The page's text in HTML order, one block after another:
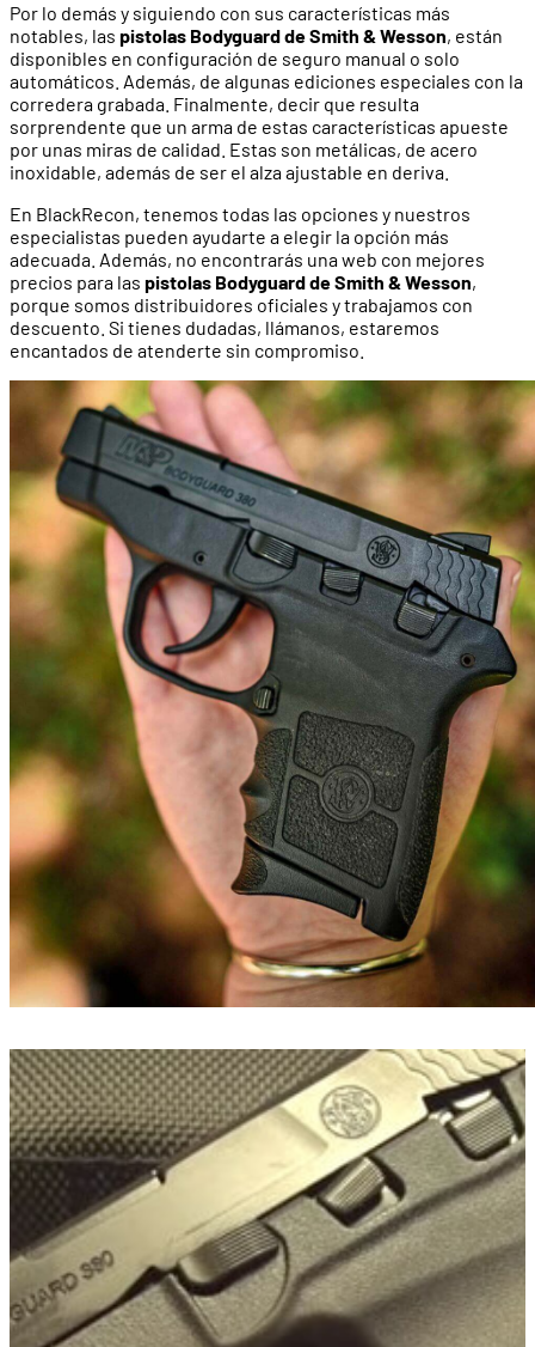
Por lo demás y siguiendo con sus características más
notables, las pistolas Bodyguard de Smith & Wesson, están
disponibles en configuración de seguro manual o solo
automáticos. Además, de algunas ediciones especiales con la
corredera grabada. Finalmente, decir que resulta
sorprendente que un arma de estas características apueste
por unas miras de calidad. Estas son metálicas, de acero
inoxidable, además de ser el alza ajustable en deriva.
En BlackRecon, tenemos todas las opciones y nuestros
especialistas pueden ayudarte a elegir la opción más
adecuada. Además, no encontrarás una web con mejores
precios para las pistolas Bodyguard de Smith & Wesson,
porque somos distribuidores oficiales y trabajamos con
descuento. Si tienes dudadas, llámanos, estaremos
encantados de atenderte sin compromiso.